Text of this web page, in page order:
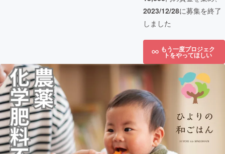
2023/12/28に募集を終了
しました
もう一度プロジェク
トをやってほしい